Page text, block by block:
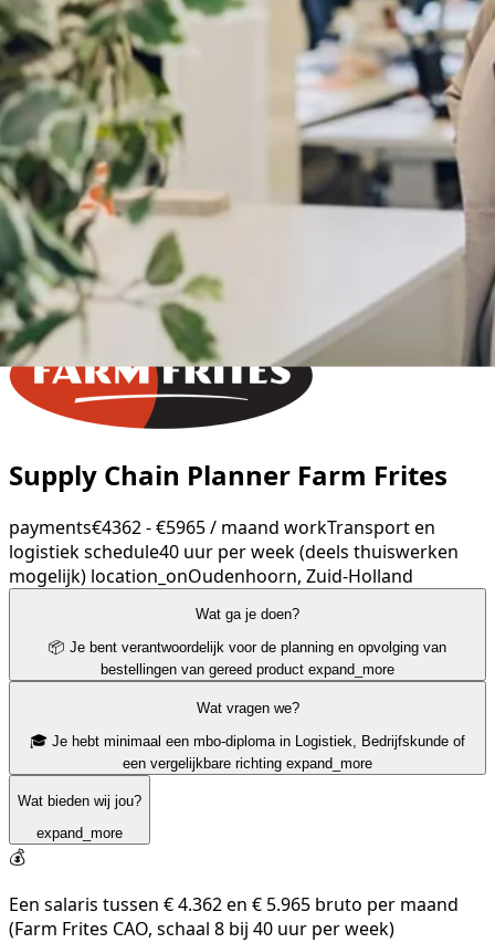
Supply Chain Planner Farm Frites
payments€4362 - €5965 / maand workTransport en
logistiekschedule40 uur per week (deels thuiswerken
mogelijk) location_onOudenhoorn, Zuid-Holland
Wat ga je doen?
📦 Je bent verantwoordelijk voor de planning en opvolging van
bestellingen van gereed product expand_more
Wat vragen we?
🎓 Je hebt minimaal een mbo-diploma in Logistiek, Bedrijfskunde of
een vergelijkbare richting expand_more
Wat bieden wij jou?
expand_more
💰
Een salaris tussen € 4.362 en € 5.965 bruto per maand
(Farm Frites CAO, schaal 8 bij 40 uur per week)